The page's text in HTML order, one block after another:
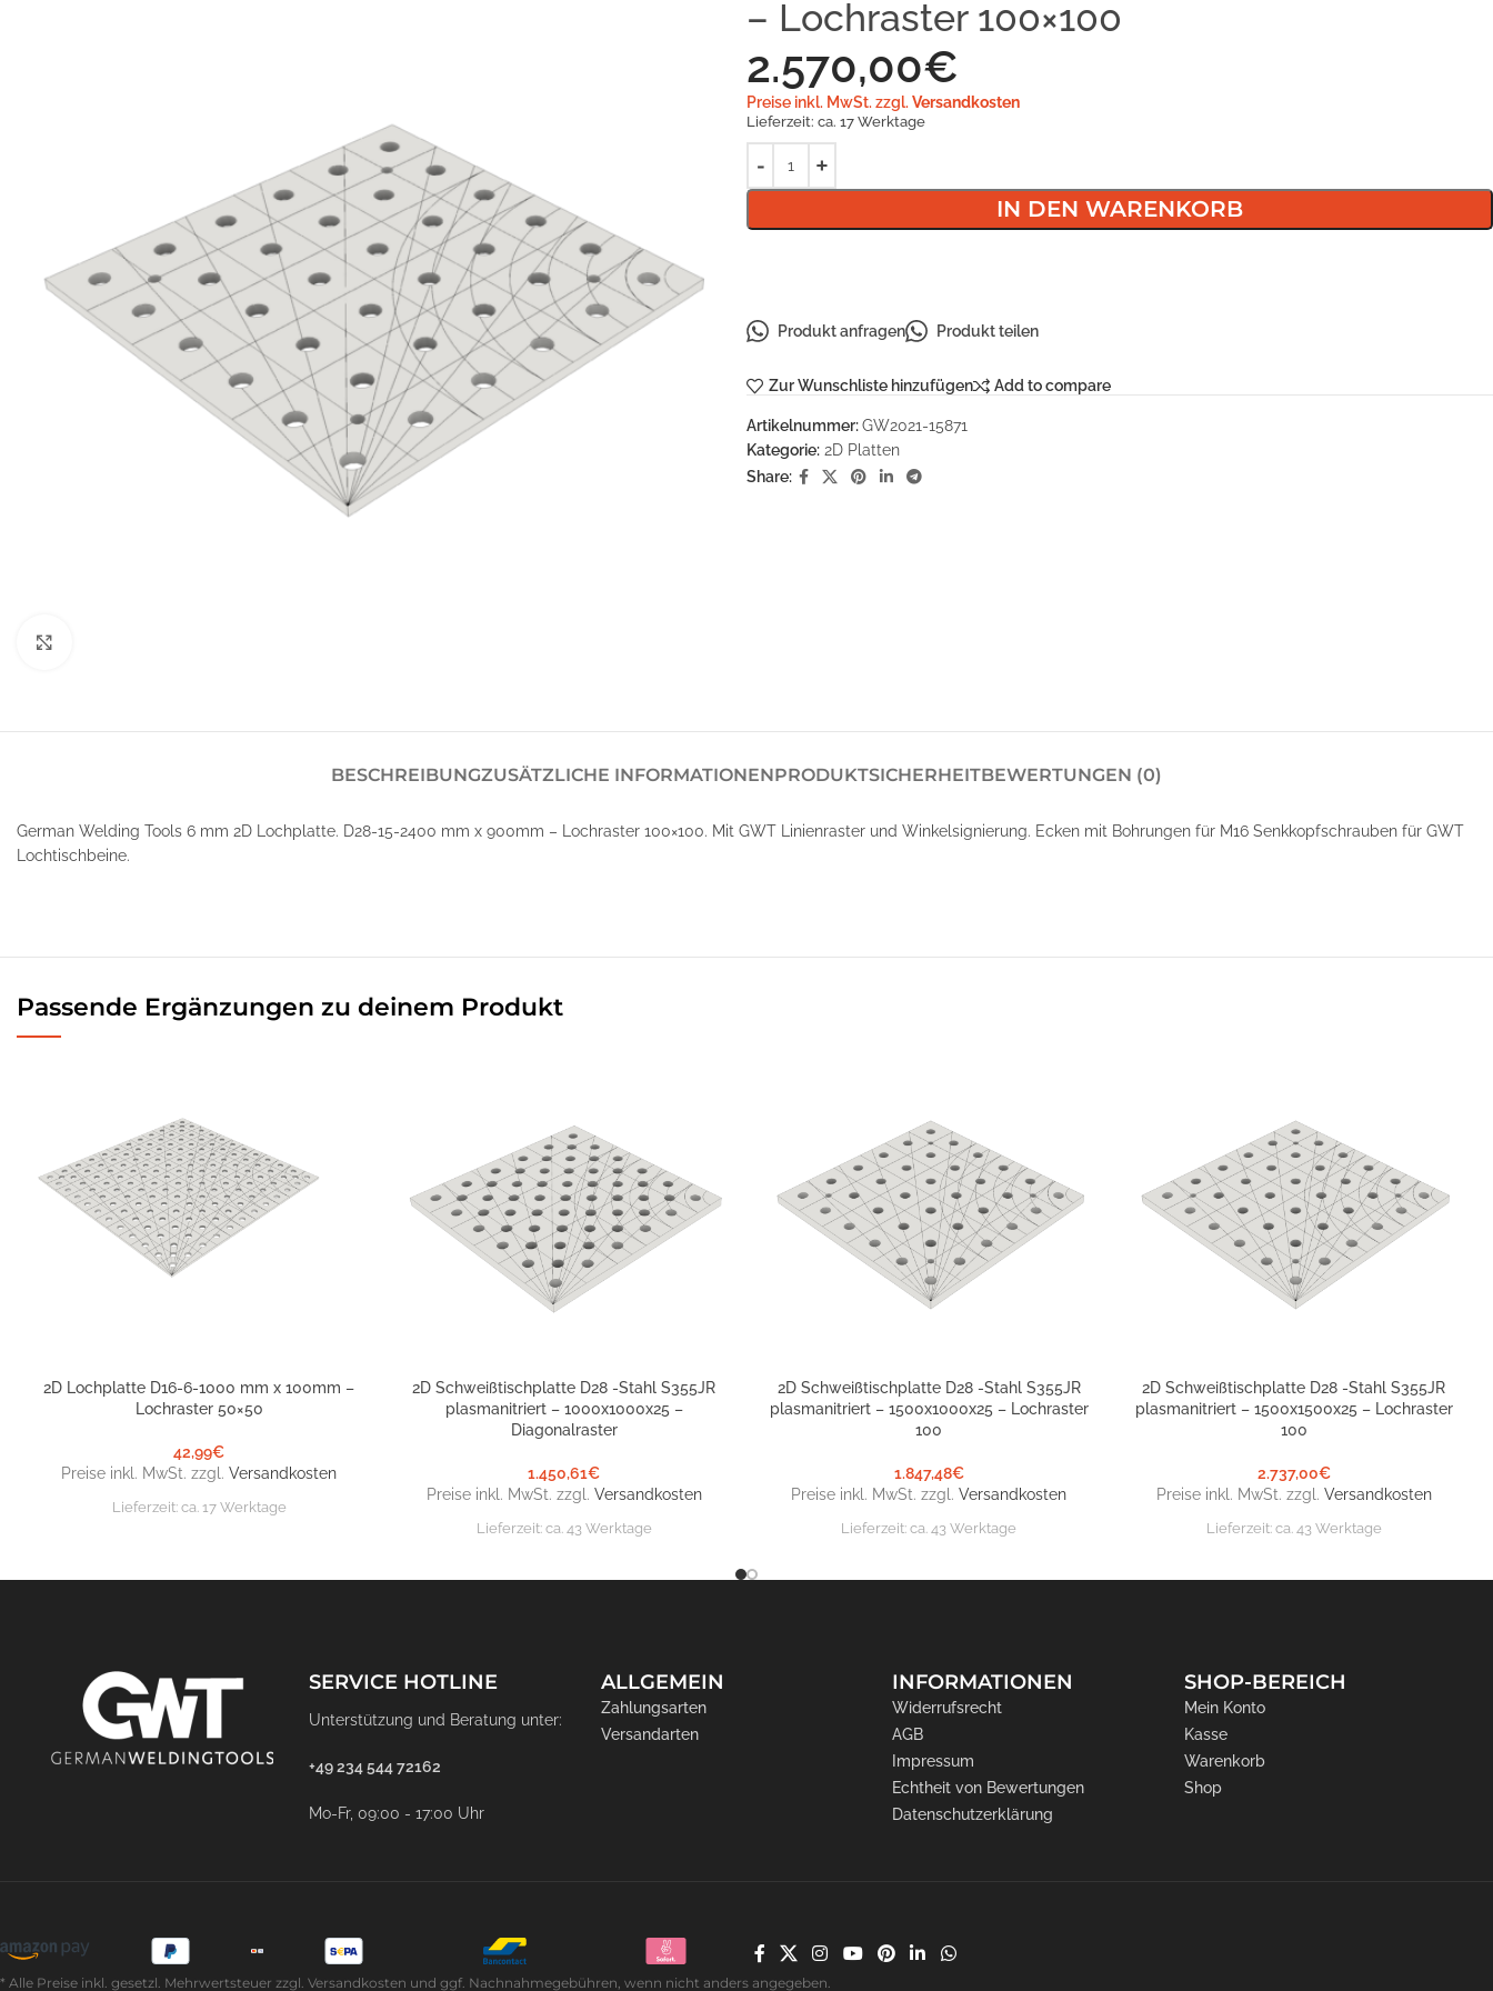
– Lochraster 100×100
2.570,00€
Preise inkl. MwSt. zzgl. Versandkosten
Lieferzeit: ca. 17 Werktage
IN DEN WARENKORB
Produkt anfragen Produkt teilen
Zur Wunschliste hinzufügen Add to compare
Artikelnummer:GW2021-15871
Kategorie: 2D Platten
Share:
BESCHREIBUNGZUSÄTZLICHE INFORMATIONENPRODUKTSICHERHEITBEWERTUNGEN (0)
German Welding Tools 6 mm 2D Lochplatte. D28-15-2400 mm x 900mm – Lochraster 100×100. Mit GWT Linienraster und Winkelsignierung. Ecken mit Bohrungen für M16 Senkkopfschrauben für GWT
Lochtischbeine.
Passende Ergänzungen zu deinem Produkt
IN DEN WARENKORB
2D Lochplatte D16-6-1000 mm x 100mm –
Lochraster 50×50
42,99€
Preise inkl. MwSt. zzgl.Versandkosten
Lieferzeit: ca. 17 Werktage
IN DEN WARENKORB
2D Schweißtischplatte D28 -Stahl S355JR
plasmanitriert – 1000x1000x25 –
Diagonalraster
1.450,61€
Preise inkl. MwSt. zzgl. Versandkosten
Lieferzeit: ca. 43 Werktage
IN DEN WARENKORB
2D Schweißtischplatte D28 -Stahl S355JR
plasmanitriert – 1500x1000x25 – Lochraster
100
1.847,48€
Preise inkl. MwSt. zzgl.Versandkosten
Lieferzeit:ca. 43 Werktage
IN DEN WARENKORB
2D Schweißtischplatte D28 -Stahl S355JR
plasmanitriert – 1500x1500x25 – Lochraster
100
2.737,00€
Preise inkl. MwSt. zzgl. Versandkosten
Lieferzeit: ca. 43 Werktage
SERVICE HOTLINE
Unterstützung und Beratung unter:
+49 234 544 72162
Mo-Fr, 09:00 - 17:00 Uhr
ALLGEMEIN
Zahlungsarten
Versandarten
INFORMATIONEN
Widerrufsrecht
AGB
Impressum
Echtheit von Bewertungen
Datenschutzerklärung
SHOP-BEREICH
Mein Konto
Kasse
Warenkorb
Shop
* Alle Preise inkl. gesetzl. Mehrwertsteuer zzgl. Versandkosten und ggf. Nachnahmegebühren, wenn nicht anders angegeben.